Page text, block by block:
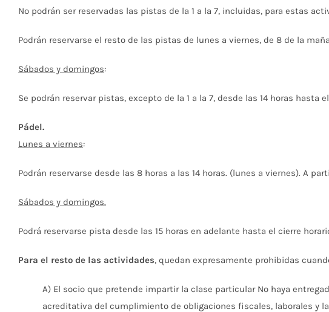
No podrán ser reservadas las pistas de la 1 a la 7, incluidas, para estas
Podrán reservarse el resto de las pistas de lunes a viernes, de 8 de la
Sábados y domingos:
Se podrán reservar pistas, excepto de la 1 a la 7, desde las 14 horas hasta
Pádel.
Lunes a viernes:
Podrán reservarse desde las 8 horas a las 14 horas. (lunes a viernes). A
Sábados y domingos.
Podrá reservarse pista desde las 15 horas en adelante hasta el cierre
Para el resto de las actividades, quedan expresamente prohibidas
A) El socio que pretende impartir la clase particular No haya
acreditativa del cumplimiento de obligaciones fiscales, laborales y